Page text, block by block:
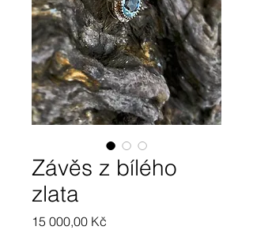
Závěs z bílého
zlata
15 000,00 Kč